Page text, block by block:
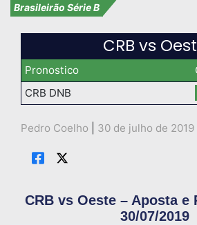
Brasileirão Série B
CRB vs
Pronostico
CRB DNB
Pedro Coelho 30 de julho de 2019
CRB vs Oeste – Aposta e
30/07/2019